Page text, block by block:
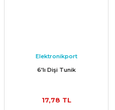
Elektronikport
6'lı Dişi Tunik
17,78 TL